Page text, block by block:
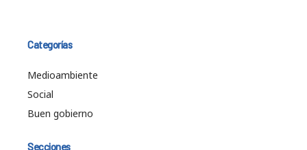
Categorías
Medioambiente
Social
Buen gobierno
Secciones